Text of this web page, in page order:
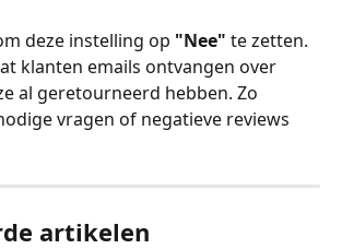
deze instelling op "Nee" te zetten.
klanten emails ontvangen over
al geretourneerd hebben. Zo
vragen of negatieve reviews
artikelen